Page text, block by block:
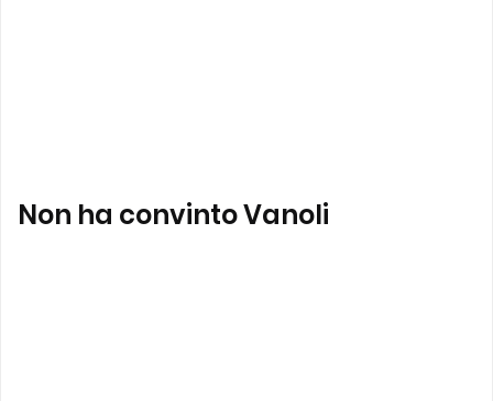
Non ha convinto Vanoli